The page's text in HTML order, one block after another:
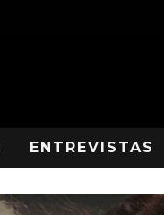
ENTREVISTAS